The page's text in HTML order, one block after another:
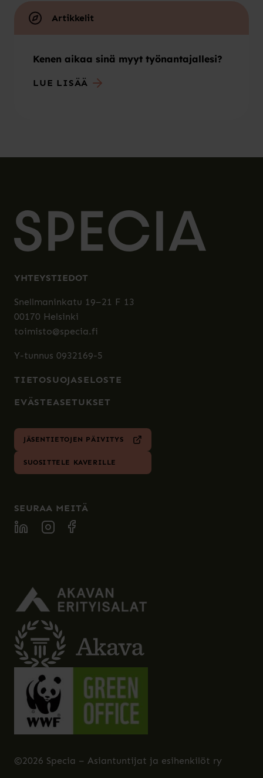
Artikkelit
Kenen aikaa sinä myyt työnantajallesi?
LUE LISÄÄ
YHTEYSTIEDOT
Snellmaninkatu 19–21 F 13
00170 Helsinki
toimisto@specia.fi
Y-tunnus 0932169-5
TIETOSUOJASELOSTE
EVÄSTEASETUKSET
JÄSENTIETOJEN PÄIVITYS
SUOSITTELE KAVERILLE
SEURAA MEITÄ
SPECIA LINKEDIN
SPECIA INSTAGRAM
SPECIA FACEBOOK
©2026 Specia – Asiantuntijat ja esihenkilöt ry